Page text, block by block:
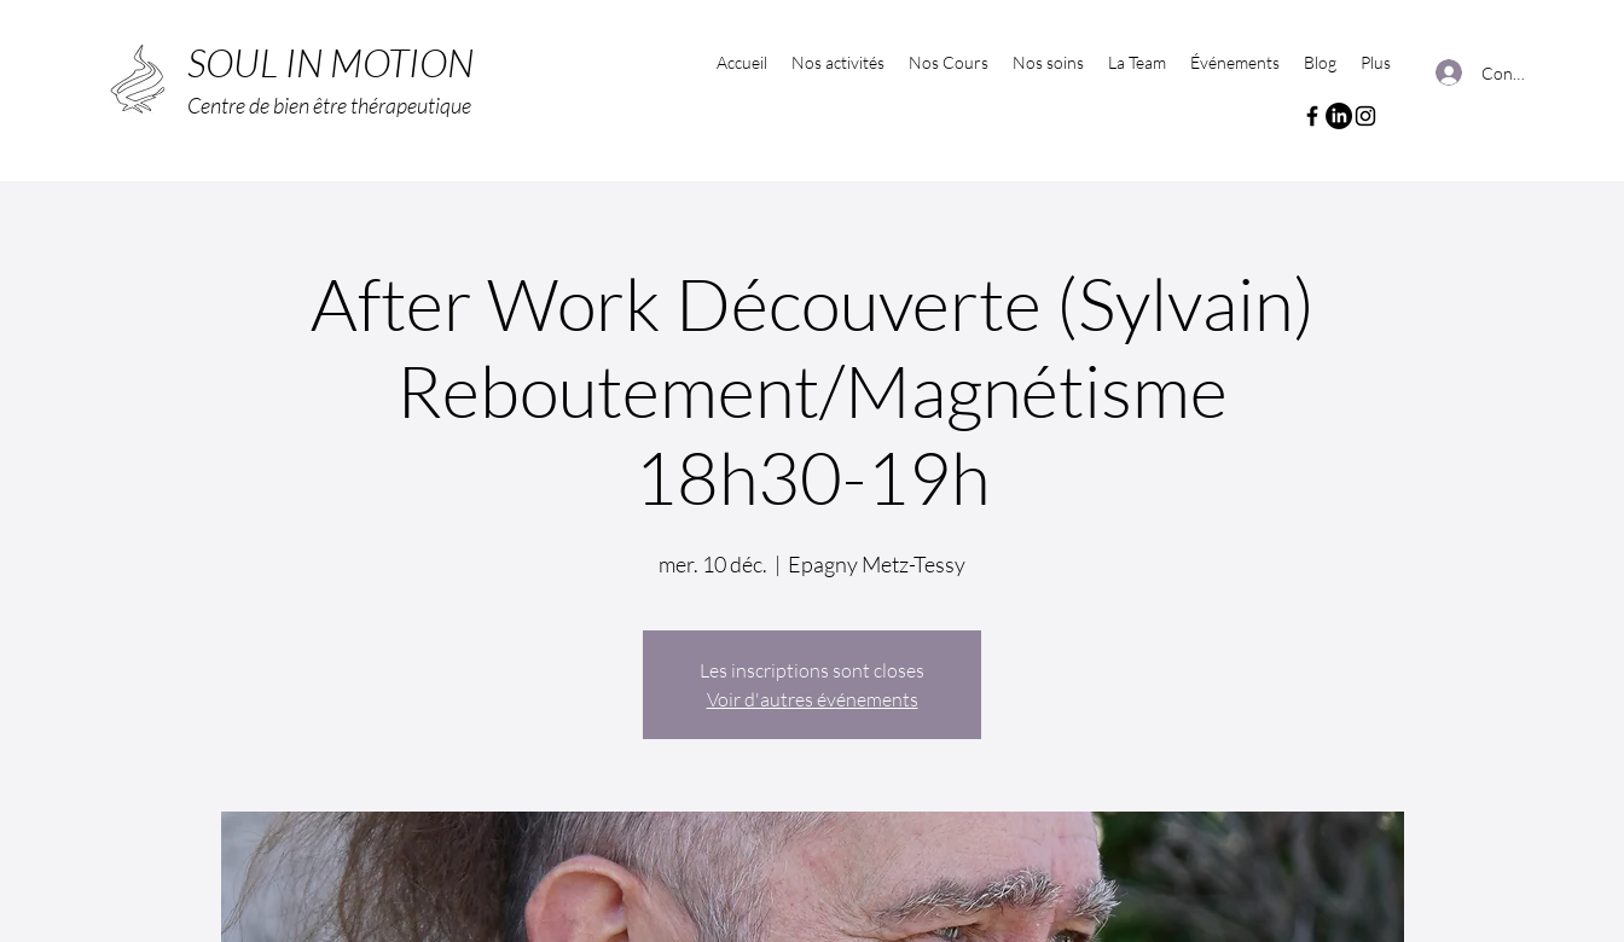
SOUL IN MOTION
Centre de bien être thérapeutique
Accueil Nos activités Nos Cours Nos soins La Team Événements Blog Plus Connexion
After Work Découverte (Sylvain)
Reboutement/Magnétisme
18h30-19h
mer. 10 déc.
  |
Epagny Metz-Tessy
Les inscriptions sont closes
Voir d'autres événements